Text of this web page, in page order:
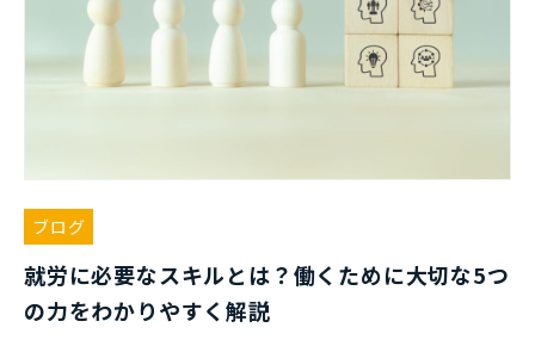
ブログ
就労に必要なスキルとは？働くために大切な5つ
の力をわかりやすく解説